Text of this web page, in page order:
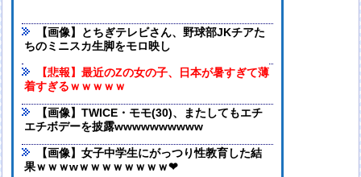
【画像】とちぎテレビさん、野球部JKチアた
ちのミニスカ生脚をモロ映し
【悲報】最近のZの女の子、日本が暑すぎて薄
着すぎるｗｗｗｗｗ
【画像】TWICE・モモ(30)、またしてもエチ
エチボデーを披露wwwwwwwwww
【画像】女子中学生にがっつり性教育した結
果ｗｗｗwｗｗｗｗｗｗｗｗ❤